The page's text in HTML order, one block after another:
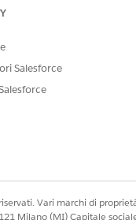
Salesforce
Vari marchi di
Milano (MI) Capitale